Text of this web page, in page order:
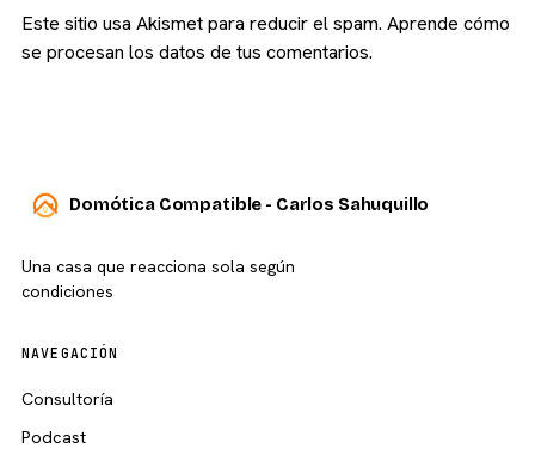
Este sitio usa Akismet para reducir el spam. Aprende cómo
se procesan los datos de tus comentarios.
Domótica Compatible - Carlos Sahuquillo
Una casa que reacciona sola según
condiciones
NAVEGACIÓN
Consultoría
Podcast